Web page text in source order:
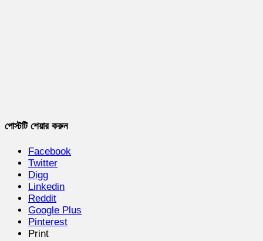
পোস্টটি শেয়ার করুন
Facebook
Twitter
Digg
Linkedin
Reddit
Google Plus
Pinterest
Print